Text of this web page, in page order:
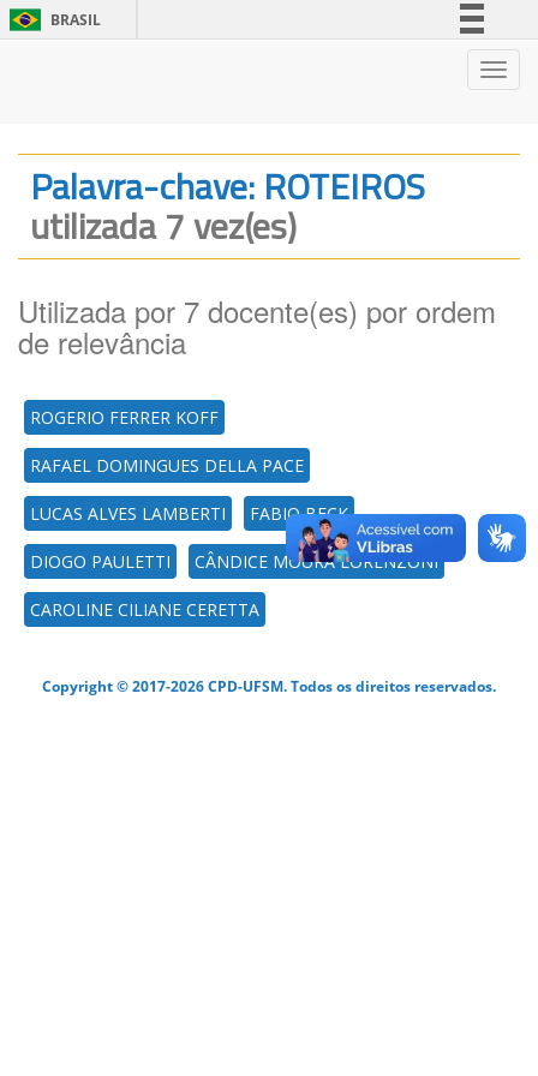
BRASIL
Legislação
Palavra-chave: ROTEIROS
utilizada 7 vez(es)
Utilizada por 7 docente(es) por ordem
de relevância
ROGERIO FERRER KOFF
RAFAEL DOMINGUES DELLA PACE
LUCAS ALVES LAMBERTI FABIO BECK
DIOGO PAULETTI CÂNDICE MOURA LORENZONI
CAROLINE CILIANE CERETTA
Copyright © 2017-2026 CPD-UFSM. Todos os direitos reservados.